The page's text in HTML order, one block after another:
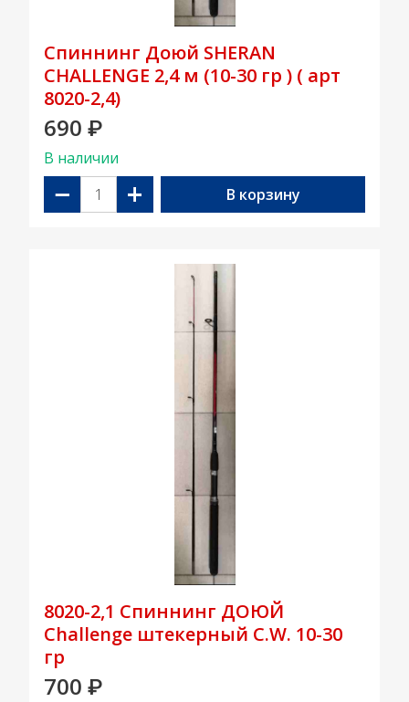
Спиннинг Доюй SHERAN
CHALLENGE 2,4 м (10-30 гр ) ( арт
8020-2,4)
690 ₽
В наличии
− + В корзину
8020-2,1 Спиннинг ДОЮЙ
Challenge штекерный C.W. 10-30
гр
700 ₽